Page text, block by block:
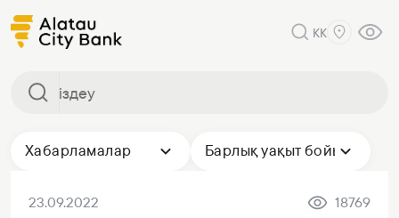
KK
Хабарламалар Барлық уақыт бойы
23.09.2022 18769